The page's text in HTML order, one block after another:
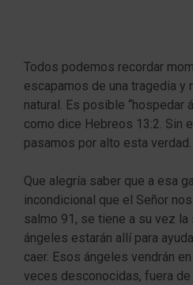
Todos podemos recordar
escapamos de una tragedia y
natural. Es posible “hospedar
como dice Hebreos 13:2. Sin
pasamos por alto esta verdad.
Que alegría saber que a esa
incondicional que el Señor
salmo 91, se tiene a su vez
ángeles estarán allí para
caer. Esos ángeles vendrán
veces desconocidas, fuera